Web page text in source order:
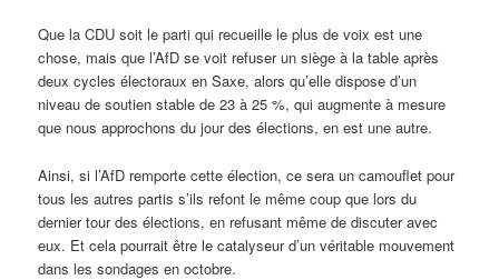
Que la CDU soit le parti qui recueille le plus de voix est une
chose, mais que l’AfD se voit refuser un siège à la table après
deux cycles électoraux en Saxe, alors qu’elle dispose d’un
niveau de soutien stable de 23 à 25 %, qui augmente à mesure
que nous approchons du jour des élections, en est une autre.
Ainsi, si l’AfD remporte cette élection, ce sera un camouflet pour
tous les autres partis s’ils refont le même coup que lors du
dernier tour des élections, en refusant même de discuter avec
eux. Et cela pourrait être le catalyseur d’un véritable mouvement
dans les sondages en octobre.